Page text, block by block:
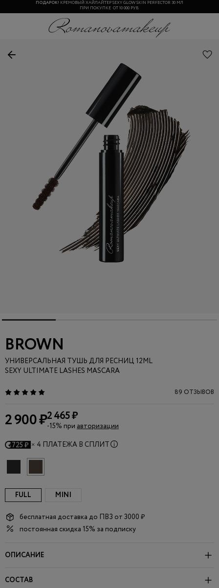
ПОДАРОК! КРЕМОВЫЙ ХАЙЛАЙТЕР SEXY GLOW SKIN PERFECTOR 30 МЛ
ПРИ ПОКУПКЕ ОТ 10 000 РУБ.
BROWN
УНИВЕРСАЛЬНАЯ ТУШЬ ДЛЯ РЕСНИЦ 12ML
SEXY ULTIMATE LASHES MASCARA
89 ОТЗЫВОВ
2 900 ₽2 465 ₽
-15% приавторизации
725 ₽ × 4 ПЛАТЕЖА В СПЛИТ
FULL MINI
бесплатная доставка до ПВЗ от 3000 ₽
постоянная скидка 15% за подписку
ОПИСАНИЕ
СОСТАВ